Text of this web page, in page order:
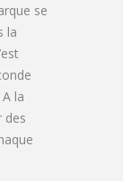
se
la
la
des